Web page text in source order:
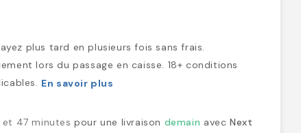
plus tard en plusieurs fois sans frais.
lors du passage en caisse. 18+ conditions
En savoir plus
et 47 minutes pour une livraison demain avec Next